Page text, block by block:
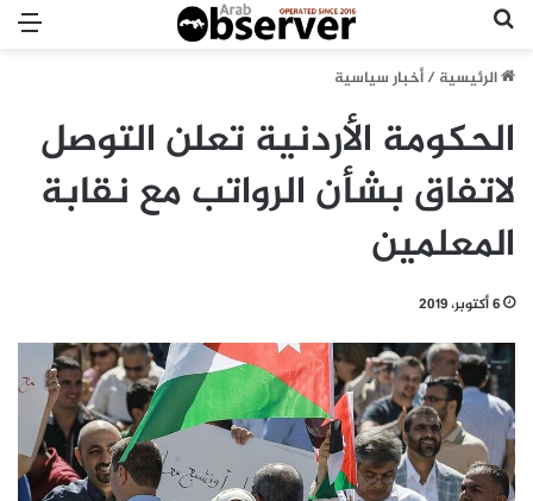
الرئيسية/أخبار سياسية
الحكومة الأردنية تعلن التوصل
لاتفاق بشأن الرواتب مع نقابة
المعلمين
6 أكتوبر، 2019